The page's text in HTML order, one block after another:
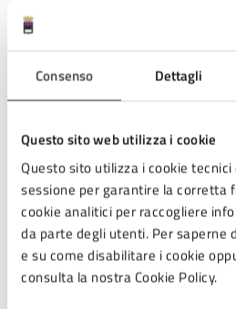
Consenso Dettagli
Questo sito web utilizza i cookie
Questo sito utilizza i cookie
sessione per garantire la corretta
cookie analitici per raccogliere
da parte degli utenti. Per saperne
e su come disabilitare i cookie
consulta la nostra Cookie Policy.
affetti con la stessa dedizione
demografico che racconta una
cittadini che hanno raggiunto i
ben 16 donne, mentre sono 18
questo traguardo (15 donne e 3
anziana è una cesenate di 106
1919.